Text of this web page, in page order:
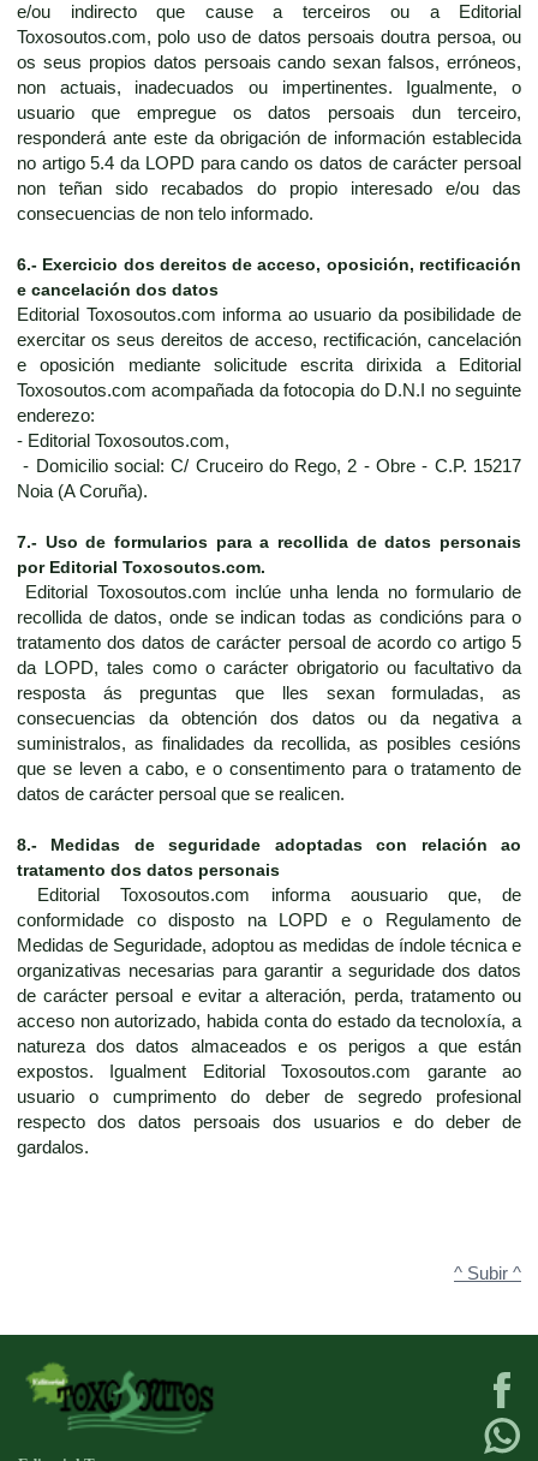
e/ou indirecto que cause a terceiros ou a Editorial
Toxosoutos.com, polo uso de datos persoais doutra persoa, ou
os seus propios datos persoais cando sexan falsos, erróneos,
non actuais, inadecuados ou impertinentes. Igualmente, o
usuario que empregue os datos persoais dun terceiro,
responderá ante este da obrigación de información establecida
no artigo 5.4 da LOPD para cando os datos de carácter persoal
non teñan sido recabados do propio interesado e/ou das
consecuencias de non telo informado.
6.- Exercicio dos dereitos de acceso, oposición, rectificación
e cancelación dos datos
Editorial Toxosoutos.com informa ao usuario da posibilidade de
exercitar os seus dereitos de acceso, rectificación, cancelación
e oposición mediante solicitude escrita dirixida a Editorial
Toxosoutos.com acompañada da fotocopia do D.N.I no seguinte
enderezo:
- Editorial Toxosoutos.com,
- Domicilio social: C/ Cruceiro do Rego, 2 - Obre - C.P. 15217
Noia (A Coruña).
7.- Uso de formularios para a recollida de datos personais
por Editorial Toxosoutos.com.
Editorial Toxosoutos.com inclúe unha lenda no formulario de
recollida de datos, onde se indican todas as condicións para o
tratamento dos datos de carácter persoal de acordo co artigo 5
da LOPD, tales como o carácter obrigatorio ou facultativo da
resposta ás preguntas que lles sexan formuladas, as
consecuencias da obtención dos datos ou da negativa a
suministralos, as finalidades da recollida, as posibles cesións
que se leven a cabo, e o consentimento para o tratamento de
datos de carácter persoal que se realicen.
8.- Medidas de seguridade adoptadas con relación ao
tratamento dos datos personais
Editorial Toxosoutos.com informa aousuario que, de
conformidade co disposto na LOPD e o Regulamento de
Medidas de Seguridade, adoptou as medidas de índole técnica e
organizativas necesarias para garantir a seguridade dos datos
de carácter persoal e evitar a alteración, perda, tratamento ou
acceso non autorizado, habida conta do estado da tecnoloxía, a
natureza dos datos almaceados e os perigos a que están
expostos. Igualment Editorial Toxosoutos.com garante ao
usuario o cumprimento do deber de segredo profesional
respecto dos datos persoais dos usuarios e do deber de
gardalos.
^ Subir ^